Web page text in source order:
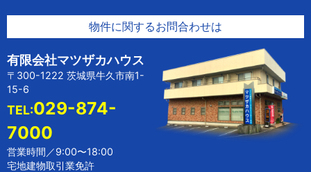
物件に関するお問合わせは
有限会社マツザカハウス
〒300-1222 茨城県牛久市南1-
15-6
TEL:029-874-
7000
営業時間／9:00〜18:00
宅地建物取引業免許